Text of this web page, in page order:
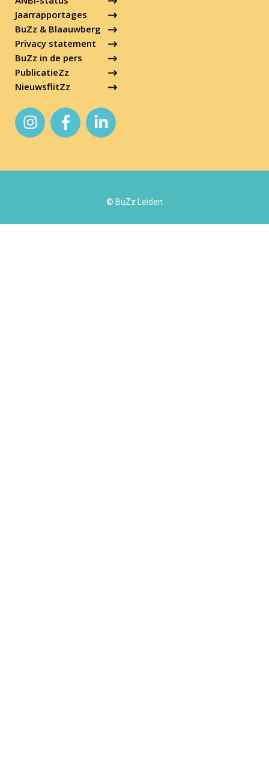
Jaarrapportages
BuZz & Blaauwberg
Privacy statement
BuZz in de pers
PublicatieZz
NieuwsflitZz
© BuZz Leiden